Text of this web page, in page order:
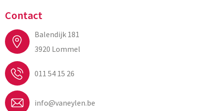
Contact
Balendijk 181
3920 Lommel
011 54 15 26
info@vaneylen.be